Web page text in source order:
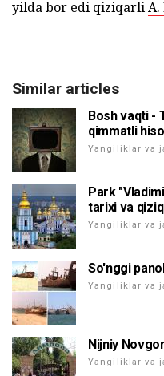
yilda bor edi qiziqarliA.
Similar articles
Bosh vaqti -
qimmatli
Yangiliklar va
Park
tarixi va
Yangiliklar va
So'nggi
Yangiliklar va
Nijniy
Yangiliklar va